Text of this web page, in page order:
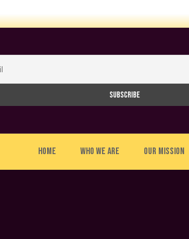
Home Who we are Our Mission